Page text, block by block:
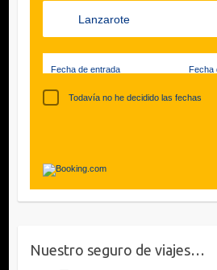
Fecha de entrada Fecha
Todavía no he decidido las fechas
Nuestro seguro de viajes…